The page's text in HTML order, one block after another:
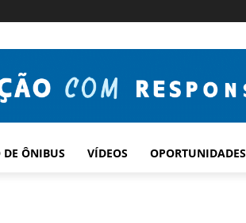
DE ÔNIBUS VÍDEOS OPORTUNIDADES